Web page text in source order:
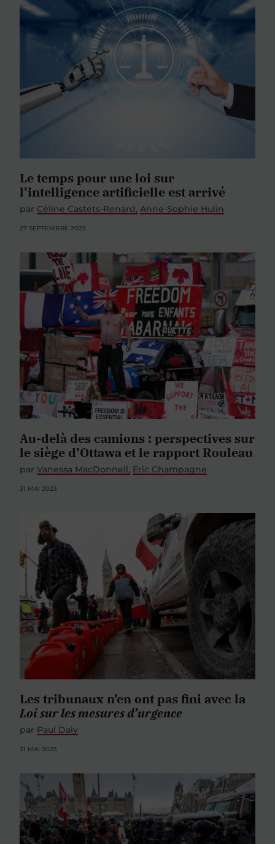
Le temps pour une loi sur
l’intelligence artificielle est arrivé
par Céline Castets-Renard Anne-Sophie Hulin
27 SEPTEMBRE 2023
Au-delà des camions : perspectives sur
le siège d’Ottawa et le rapport Rouleau
par Vanessa MacDonnell Eric Champagne
31 MAI 2023
Les tribunaux n’en ont pas fini avec la
Loi sur les mesures d’urgence
par Paul Daly
31 MAI 2023